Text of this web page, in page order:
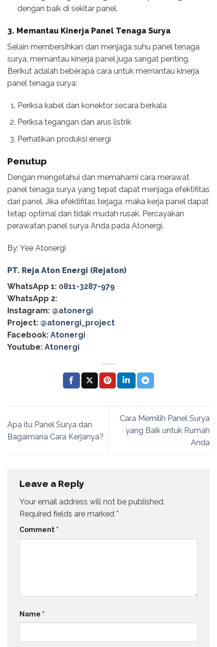
dengan baik di sekitar panel.
3. Memantau Kinerja Panel Tenaga Surya
Selain membersihkan dan menjaga suhu panel tenaga
surya, memantau kinerja panel juga sangat penting.
Berikut adalah beberapa cara untuk memantau kinerja
panel tenaga surya:
Periksa kabel dan konektor secara berkala
Periksa tegangan dan arus listrik
Perhatikan produksi energi
Penutup
Dengan mengetahui dan memahami cara merawat
panel tenaga surya yang tepat dapat menjaga efektifitas
dari panel. Jika efektifitas terjaga, maka kerja panel dapat
tetap optimal dan tidak mudah rusak. Percayakan
perawatan panel surya Anda pada Atonergi.
By: Yee Atonergi
PT. Reja Aton Energi (Rejaton)
WhatsApp 1: 0811-3287-979
WhatsApp 2:
Instagram: @atonergi
Project: @atonergi_project
Facebook: Atonergi
Youtube: Atonergi
Apa itu Panel Surya dan
Bagaimana Cara Kerjanya?
Cara Memilih Panel Surya
yang Baik untuk Rumah
Anda
Leave a Reply
Your email address will not be published.
Required fields are marked *
Comment *
Name *